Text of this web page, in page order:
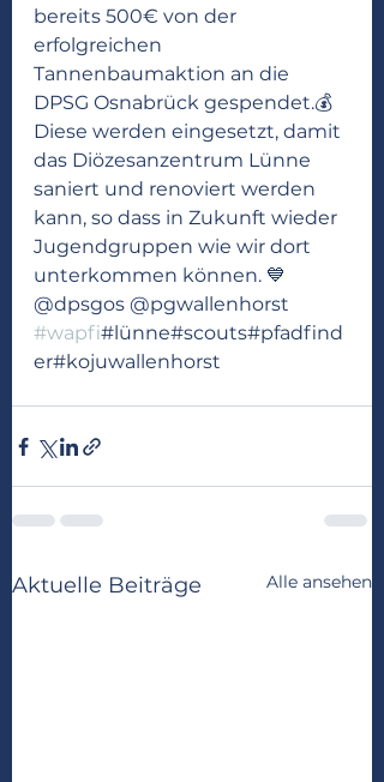
bereits 500€ von der
erfolgreichen
Tannenbaumaktion an die
DPSG Osnabrück gespendet.💰
Diese werden eingesetzt, damit
das Diözesanzentrum Lünne
saniert und renoviert werden
kann, so dass in Zukunft wieder
Jugendgruppen wie wir dort
unterkommen können. 💙
@dpsgos @pgwallenhorst
#wapfi#lünne#scouts#pfadfind
er#kojuwallenhorst
Aktuelle Beiträge Alle ansehen